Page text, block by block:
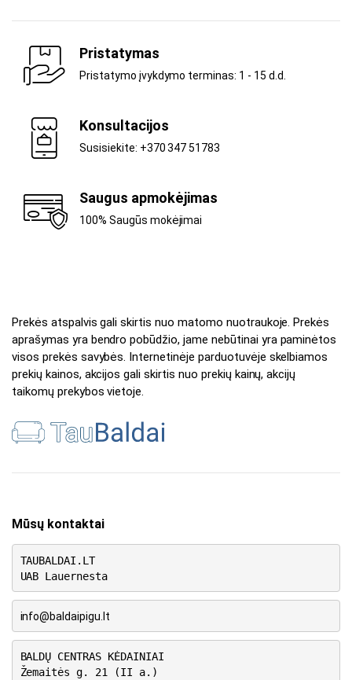
Pristatymas
Pristatymo įvykdymo terminas: 1 - 15 d.d.
Konsultacijos
Susisiekite: +370 347 51783
Saugus apmokėjimas
100% Saugūs mokėjimai
Prekės atspalvis gali skirtis nuo matomo nuotraukoje. Prekės
aprašymas yra bendro pobūdžio, jame nebūtinai yra paminėtos
visos prekės savybės. Internetinėje parduotuvėje skelbiamos
prekių kainos, akcijos gali skirtis nuo prekių kainų, akcijų
taikomų prekybos vietoje.
Mūsų kontaktai
TAUBALDAI.LT
UAB Lauernesta
info@baldaipigu.lt
BALDŲ CENTRAS KĖDAINIAI
Žemaitės g. 21 (II a.)